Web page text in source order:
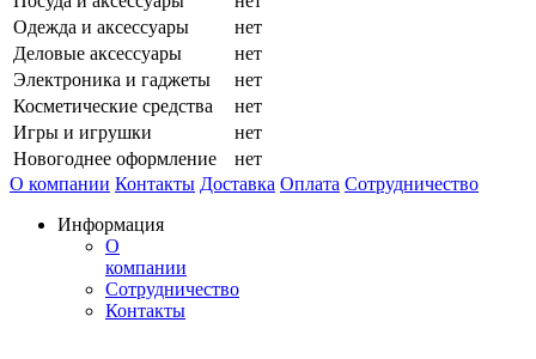
Одежда и аксессуары
нет
Деловые аксессуары
нет
Электроника и гаджеты
нет
Косметические средства
нет
Игры и игрушки
нет
Новогоднее оформление
нет
О компании Контакты Доставка Оплата Сотрудничество
Информация
О
компании
Сотрудничество
Контакты